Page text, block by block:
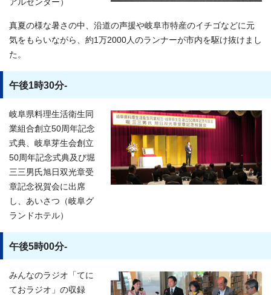
アルセンター）
真夏の様な暑さの中、沿道の声援や岐阜市特産のイチゴなどに元
気をもらいながら、約1万2000人のランナーが市内を駆け抜けまし
た。
午後1時30分-
岐阜県料理生活衛生同
業組合創立50周年記念
式典、岐阜芽生会創立
50周年記念式典及び堀
三三男氏旭日双光章受
章記念祝賀会に出席
し、あいさつ（岐阜グ
ランドホテル）
午後5時00分-
みんなのラジオ「てに
ておラジオ」の収録